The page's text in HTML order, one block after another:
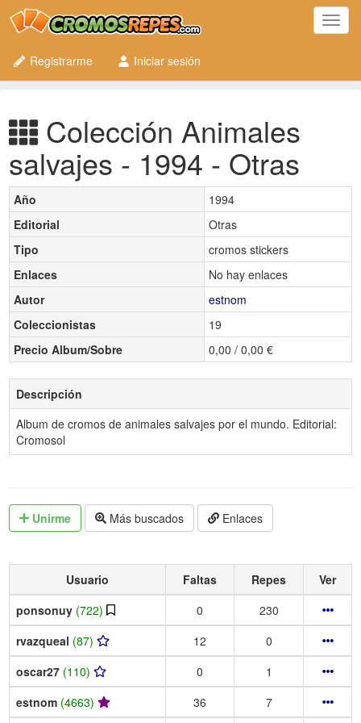
Registrarme
Iniciar sesión
Colección Animales
salvajes - 1994 - Otras
Año
1994
Editorial
Otras
Tipo
cromos stickers
Enlaces
No hay enlaces
Autor
estnom
Coleccionistas
19
Precio Album/Sobre
0,00 / 0,00 €
Descripción
Album de cromos de animales salvajes por el mundo. Editorial:
Cromosol
Unirme Más buscados Enlaces
Usuario Faltas Repes
Ver
ponsonuy (722) 0
230
rvazqueal (87) 12
0
oscar27 (110) 0
1
estnom (4663) 36 7